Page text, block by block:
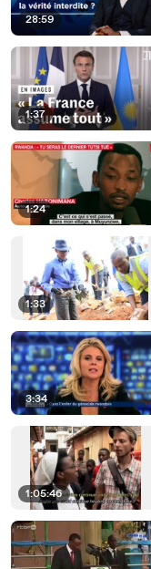
28:59
1:37
1:24
1:33
3:34
1:05:46